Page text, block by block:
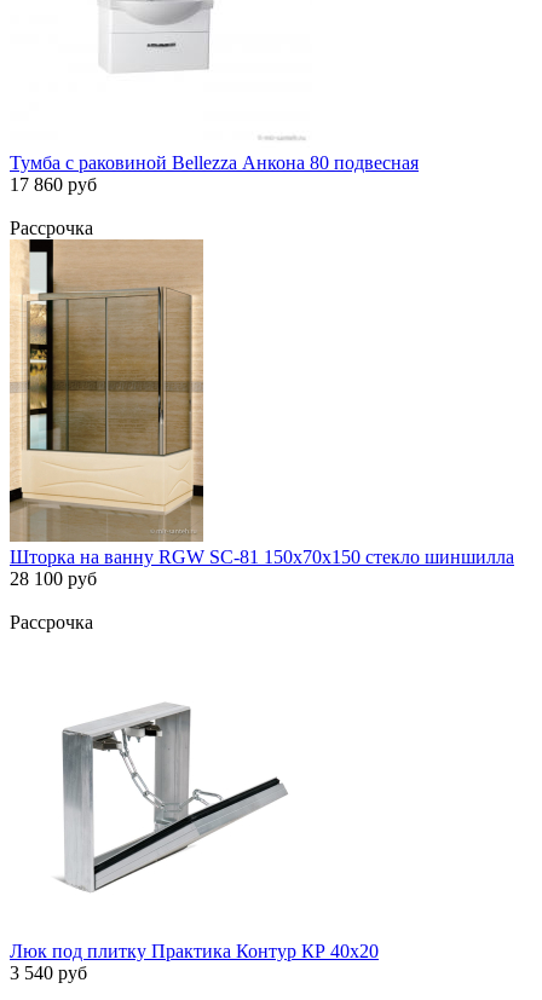
Тумба с раковиной Bellezza Анкона 80 подвесная
17 860 руб
Рассрочка
Шторка на ванну RGW SC-81 150х70х150 стекло шиншилла
28 100 руб
Рассрочка
Люк под плитку Практика Контур КР 40х20
3 540 руб